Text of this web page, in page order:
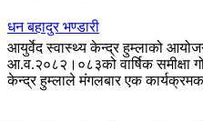
धन बहादुर भण्डारी
आयुर्वेद स्वास्थ्य केन्द्र हुम्लाको
आ.व.२०८२।०८३को वार्षिक समीक्षा
केन्द्र हुम्लाले मंगलबार एक